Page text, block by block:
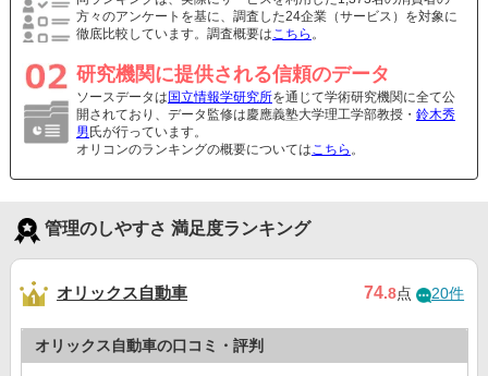
方々のアンケートを基に、調査した24企業（サービス）を対象に
徹底比較しています。調査概要はこちら 。
研究機関に提供される信頼のデータ
ソースデータは 国立情報学研究所を通じて学術研究機関に全て公
開されており、データ監修は慶應義塾大学理工学部教授・ 鈴木秀
男 氏が行っています。
オリコンのランキングの概要についてはこちら 。
管理のしやすさ 満足度ランキング
オリックス自動車 74.8点 20件
オリックス自動車の口コミ・評判